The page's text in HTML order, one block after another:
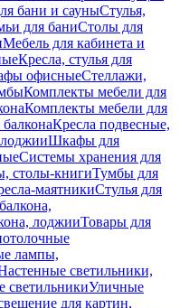
бани и сауныСтулья,
для баниСтолы для
Мебель для кабинета и
Кресла, стулья для
офисныеСтеллажи,
Комплекты мебели для
Комплекты мебели для
Кресла подвесные,
Шкафы для
Системы хранения для
столы-книгиТумбы для
маятникиСтулья для
лоджииТовары для
лампы,
светильники,
светильникиУличные
для картин,